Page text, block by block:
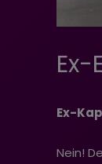
Ex-
Nein!